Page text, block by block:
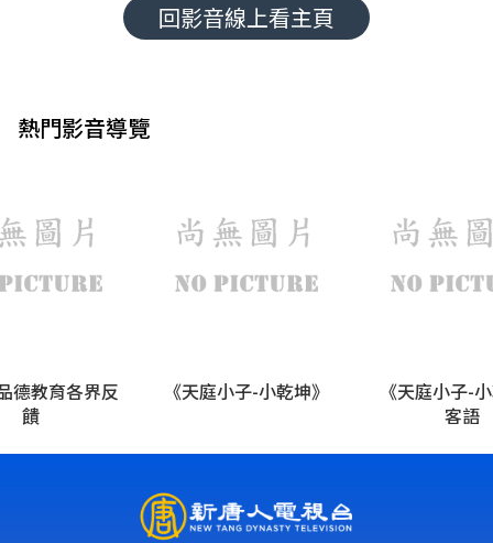
回影音線上看主頁
熱門影音導覽
德教育各界反
饋
《天庭小子-小乾坤》
《天庭小子-
客語